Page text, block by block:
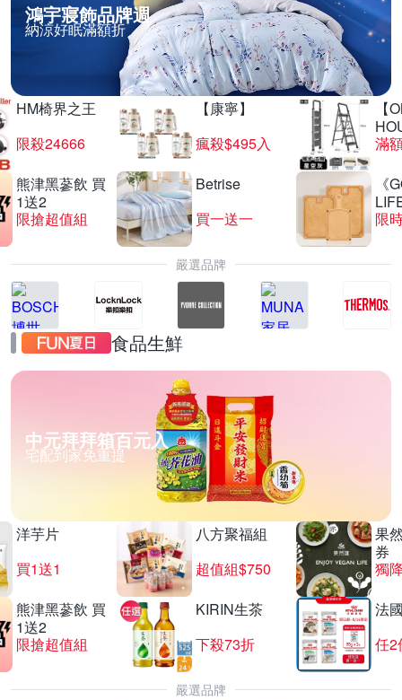
鴻宇寢飾品牌週
納涼好眠滿額折
HM椅界之王
限殺24666
【康寧】
瘋殺$495入
【
滿
熊津黑蔘飲 買
1送2
限搶超值組
Betrise
買一送一
《
限
嚴選品牌
食品生鮮
中元拜拜箱百元入
宅配到家免重提
洋芋片
買1送1
八方聚福組
超值組$750
果
券
獨
熊津黑蔘飲 買
1送2
限搶超值組
KIRIN生茶
下殺73折
法
任2
嚴選品牌